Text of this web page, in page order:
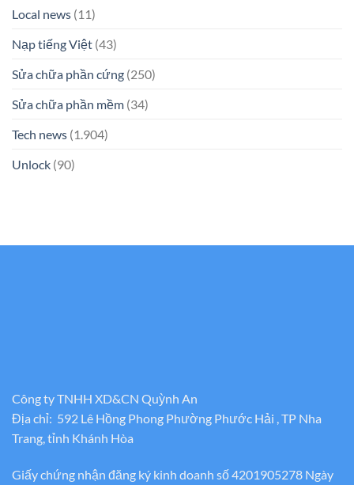
Local news (11)
Nạp tiếng Việt (43)
Sửa chữa phần cứng (250)
Sửa chữa phần mềm (34)
Tech news (1.904)
Unlock (90)
Công ty TNHH XD&CN Quỳnh An
Địa chỉ: 592 Lê Hồng Phong Phường Phước Hải , TP Nha
Trang, tỉnh Khánh Hòa
Giấy chứng nhận đăng ký kinh doanh số 4201905278 Ngày